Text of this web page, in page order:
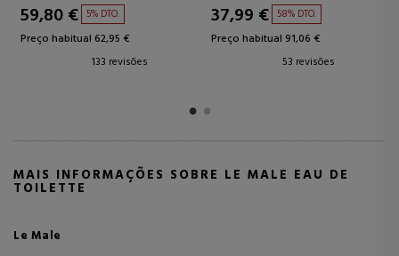
18,95 € 67% DTO.
Preço habitual 57,11 €
39 revisões
58,85 € 43% DTO.
Preço habitual 104,00 €
102 revisões
MAIS INFORMAÇÕES SOBRE LE MALE EAU DE
TOILETTE
Le Male